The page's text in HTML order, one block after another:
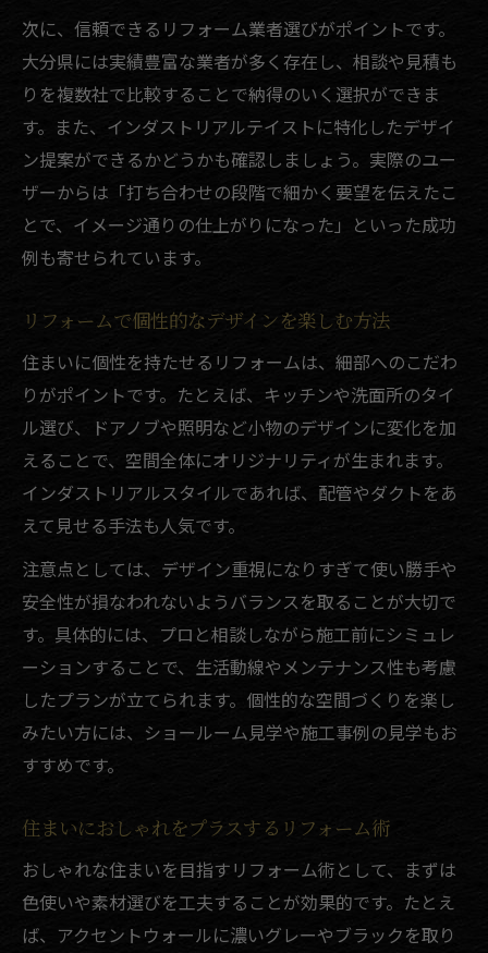
次に、信頼できるリフォーム業者選びがポイントです。
大分県には実績豊富な業者が多く存在し、相談や見積も
りを複数社で比較することで納得のいく選択ができま
す。また、インダストリアルテイストに特化したデザイ
ン提案ができるかどうかも確認しましょう。実際のユー
ザーからは「打ち合わせの段階で細かく要望を伝えたこ
とで、イメージ通りの仕上がりになった」といった成功
例も寄せられています。
リフォームで個性的なデザインを楽しむ方法
住まいに個性を持たせるリフォームは、細部へのこだわ
りがポイントです。たとえば、キッチンや洗面所のタイ
ル選び、ドアノブや照明など小物のデザインに変化を加
えることで、空間全体にオリジナリティが生まれます。
インダストリアルスタイルであれば、配管やダクトをあ
えて見せる手法も人気です。
注意点としては、デザイン重視になりすぎて使い勝手や
安全性が損なわれないようバランスを取ることが大切で
す。具体的には、プロと相談しながら施工前にシミュレ
ーションすることで、生活動線やメンテナンス性も考慮
したプランが立てられます。個性的な空間づくりを楽し
みたい方には、ショールーム見学や施工事例の見学もお
すすめです。
住まいにおしゃれをプラスするリフォーム術
おしゃれな住まいを目指すリフォーム術として、まずは
色使いや素材選びを工夫することが効果的です。たとえ
ば、アクセントウォールに濃いグレーやブラックを取り